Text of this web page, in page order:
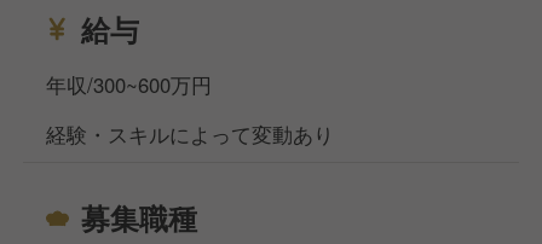
きます。
お客様が気持ちよく過ごしていただけることがやりが
いでもあります。
福利厚生として、共済組合、定期健康診断、通信教育
補助制度、資格試験補助制度、社員家族宿泊割引、夜
給与
年収/300~600万円
経験・スキルによって変動あり
募集職種